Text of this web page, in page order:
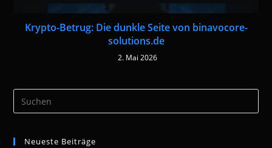
Krypto-Betrug: Die dunkle Seite von binavocore-
solutions.de
2. Mai 2026
Neueste Beiträge